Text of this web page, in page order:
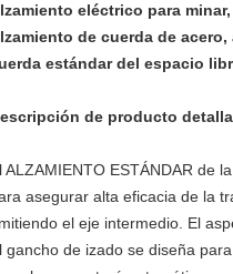
eléctrico para
de cuerda de
estándar del espacio
de producto
ALZAMIENTO ESTÁNDAR de
asegurar alta eficacia de la
el eje intermedio. El
gancho de izado se diseña